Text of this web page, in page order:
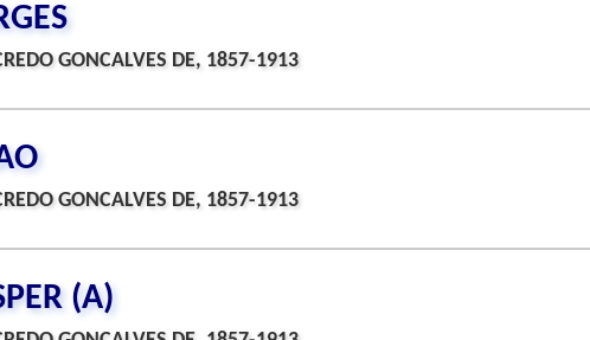
GONCALVES DE, 1857-1913
GONCALVES DE, 1857-1913
(A)